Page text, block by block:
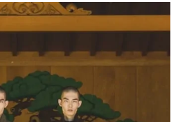
#マイナーグッド図鑑
#フイナムのYouTube
IT #AH.H
#MUSIC #MOVIE